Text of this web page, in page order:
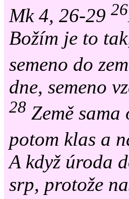
Mk 4, 26-29 26
Božím je to
semeno do
dne, semeno
28 Země
potom klas a
A když úroda
srp, protože